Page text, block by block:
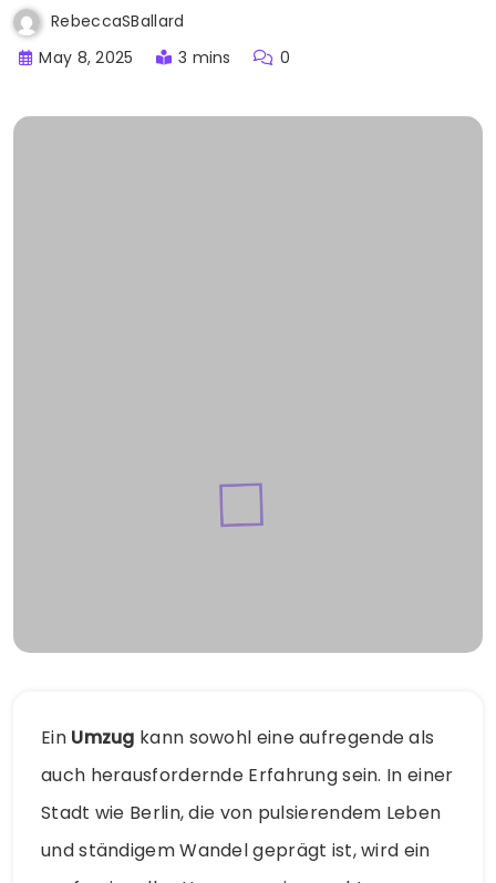
RebeccaSBallard
May 8, 2025
3 mins 0
Ein Umzug kann sowohl eine aufregende als
auch herausfordernde Erfahrung sein. In einer
Stadt wie Berlin, die von pulsierendem Leben
und ständigem Wandel geprägt ist, wird ein